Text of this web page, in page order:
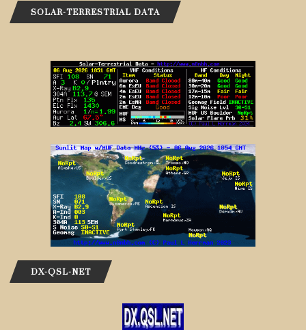
SOLAR-TERRESTRIAL DATA
DX-QSL-NET